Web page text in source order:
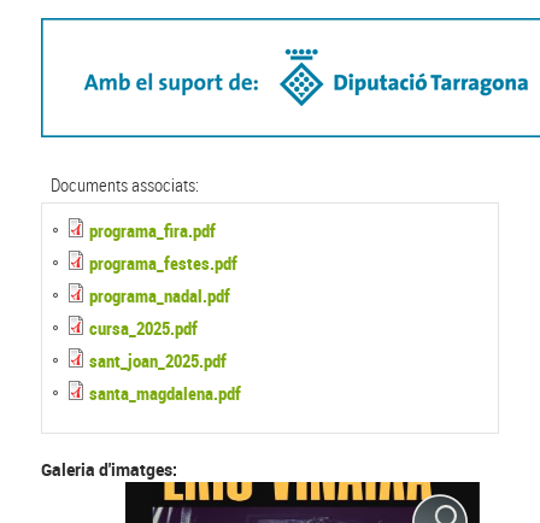
Documents associats:
programa_fira.pdf
programa_festes.pdf
programa_nadal.pdf
cursa_2025.pdf
sant_joan_2025.pdf
santa_magdalena.pdf
Galeria d'imatges: